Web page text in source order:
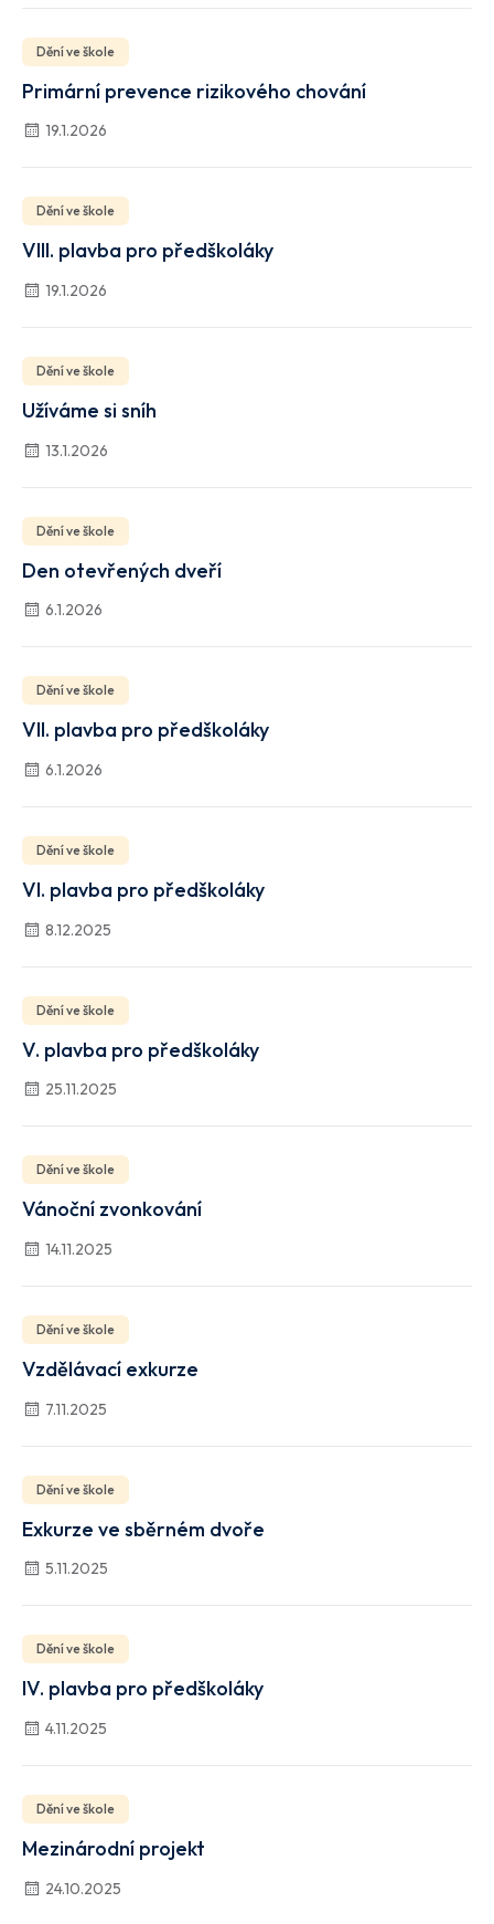
Dění ve škole
Primární prevence rizikového chování
19.1.2026
Dění ve škole
VIII. plavba pro předškoláky
19.1.2026
Dění ve škole
Užíváme si sníh
13.1.2026
Dění ve škole
Den otevřených dveří
6.1.2026
Dění ve škole
VII. plavba pro předškoláky
6.1.2026
Dění ve škole
VI. plavba pro předškoláky
8.12.2025
Dění ve škole
V. plavba pro předškoláky
25.11.2025
Dění ve škole
Vánoční zvonkování
14.11.2025
Dění ve škole
Vzdělávací exkurze
7.11.2025
Dění ve škole
Exkurze ve sběrném dvoře
5.11.2025
Dění ve škole
IV. plavba pro předškoláky
4.11.2025
Dění ve škole
Mezinárodní projekt
24.10.2025